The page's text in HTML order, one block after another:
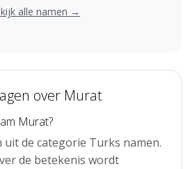
alle namen →
over Murat
Murat?
uit de categorie Turks namen.
de betekenis wordt